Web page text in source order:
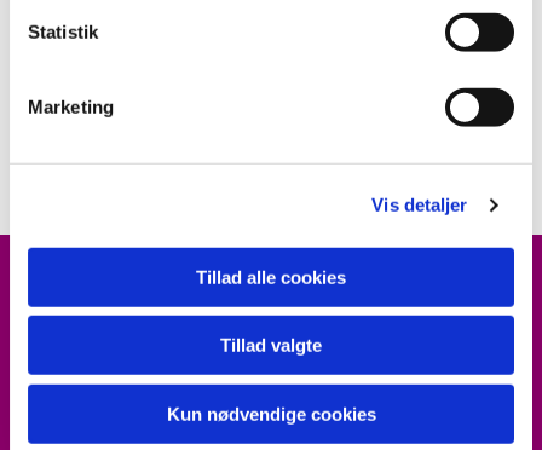
Statistik
Marketing
Vis detaljer
Tillad alle cookies
Tillad valgte
Kun nødvendige cookies
Koncert
Prædikestol